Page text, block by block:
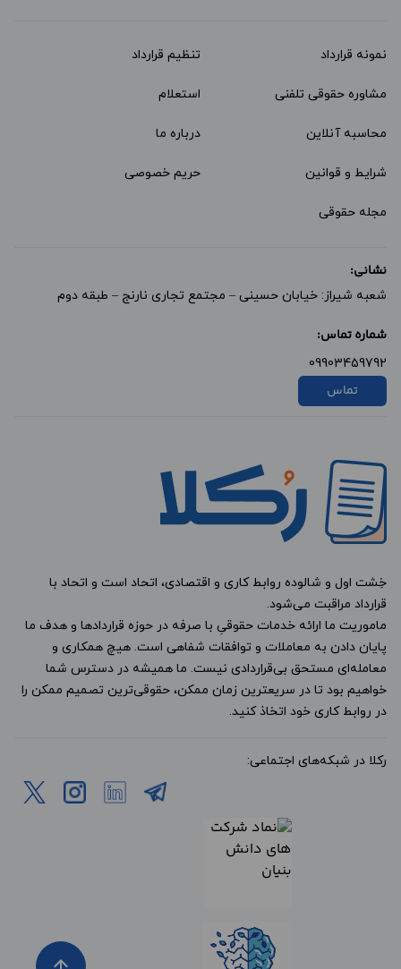
نمونه قرارداد‌ تنظیم قرارداد
مشاوره حقوقی تلفنی استعلام
محاسبه آنلاین درباره ما
شرایط و قوانین حریم خصوصی
مجله حقوقی
نشانی:
شعبه شیراز: خیابان حسینی – مجتمع تجاری نارنج – طبقه دوم
شماره تماس:
09903459792
تماس
خِشت اول و شالوده روابط کاری و اقتصادی، اتحاد است و اتحاد با
قرارداد مراقبت می‌شود.
ماموریت ما ارائه خدمات حقوقیِ با صرفه در حوزه قراردادها و هدف ما
پایان دادن به معاملات و توافقات شفاهی است. هیچ همکاری و
معامله‌ای مستحق بی‌قراردادی نیست. ما همیشه در دسترس شما
خواهیم بود تا در سریعترین زمان ممکن، حقوقی‌ترین تصمیم ممکن را
در روابط کاری خود اتخاذ کنید.
رکلا در شبکه‌های اجتماعی: